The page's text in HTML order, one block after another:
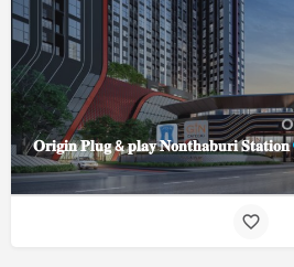
𝐎𝐫𝐢𝐠𝐢𝐧 𝐏𝐥𝐮𝐠 & 𝐩𝐥𝐚𝐲 𝐍𝐨𝐧𝐭𝐡𝐚𝐛𝐮𝐫𝐢 𝐒𝐭𝐚𝐭𝐢𝐨𝐧